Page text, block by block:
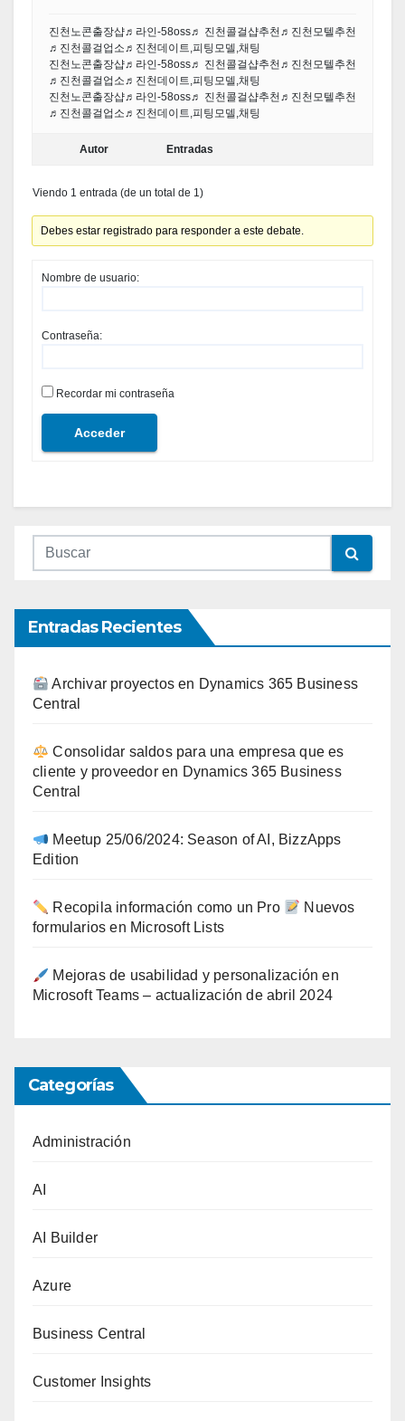
진천노콘출장샵♬라인-58oss♬ 진천콜걸샵추천♬진천모텔추천
♬진천콜걸업소♬진천데이트,피팅모델,채팅
진천노콘출장샵♬라인-58oss♬ 진천콜걸샵추천♬진천모텔추천
♬진천콜걸업소♬진천데이트,피팅모델,채팅
진천노콘출장샵♬라인-58oss♬ 진천콜걸샵추천♬진천모텔추천
♬진천콜걸업소♬진천데이트,피팅모델,채팅
Autor Entradas
Viendo 1 entrada (de un total de 1)
Debes estar registrado para responder a este debate.
Nombre de usuario:
Contraseña:
Recordar mi contraseña
Acceder
Entradas Recientes
Archivar proyectos en Dynamics 365 Business
Central
Consolidar saldos para una empresa que es
cliente y proveedor en Dynamics 365 Business
Central
Meetup 25/06/2024: Season of AI, BizzApps
Edition
Recopila información como un Pro
Nuevos
formularios en Microsoft Lists
Mejoras de usabilidad y personalización en
Microsoft Teams – actualización de abril 2024
Categorías
Administración
AI
AI Builder
Azure
Business Central
Customer Insights